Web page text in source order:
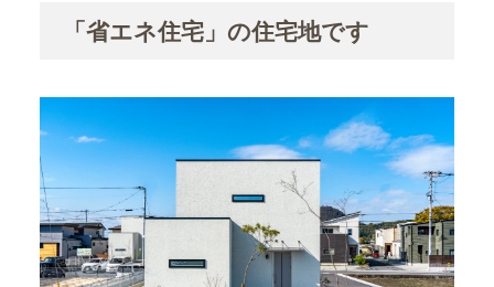
「省エネ住宅」の住宅地です